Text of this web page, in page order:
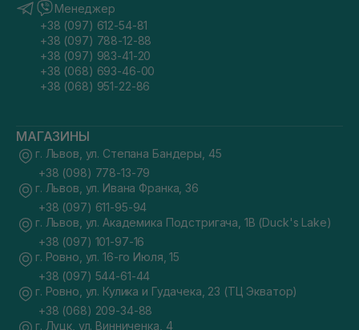
Менеджер
+38 (097) 612-54-81
+38 (097) 788-12-88
+38 (097) 983-41-20
+38 (068) 693-46-00
+38 (068) 951-22-86
МАГАЗИНЫ
г. Львов, ул. Степана Бандеры, 45
+38 (098) 778-13-79
г. Львов, ул. Ивана Франка, 36
+38 (097) 611-95-94
г. Львов, ул. Академика Подстригача, 1В (Duck's Lake)
+38 (097) 101-97-16
г. Ровно, ул. 16-го Июля, 15
+38 (097) 544-61-44
г. Ровно, ул. Кулика и Гудачека, 23 (ТЦ Экватор)
+38 (068) 209-34-88
г. Луцк, ул. Винниченка, 4